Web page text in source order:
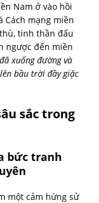
Nam ở vào hồi
Cách mạng miền
tinh thần đấu
ngược đến miền
xuống đường và
bầu trời đầy giặc
sắc trong
bức tranh
một cảm hứng sử